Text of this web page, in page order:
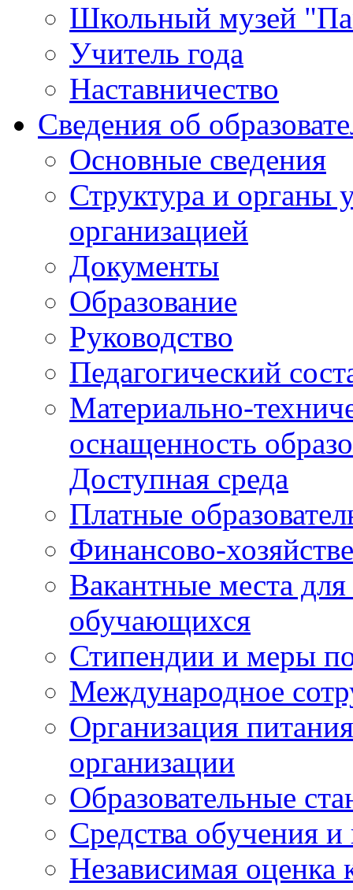
Школьный музей
Учитель года
Наставничество
Сведения об
Основные сведения
Структура и органы
организацией
Документы
Образование
Руководство
Педагогический
Материально-
оснащенность
Доступная среда
Платные
Финансово-
Вакантные места
обучающихся
Стипендии и меры
Международное
Организация
организации
Образовательные
Средства обучения и
Независимая оценка